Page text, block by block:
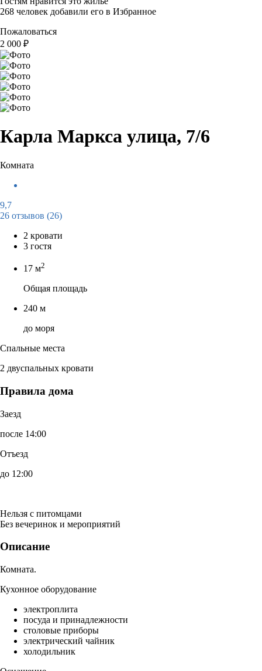
268 человек добавили его в Избранное
Пожаловаться
2 000 ₽
Карла Маркса улица, 7/6
Комната
9,7
26 отзывов (26)
2 кровати
3 гостя
17 м2
Общая площадь
240 м
до моря
Спальные места
2 двуспальных кровати
Правила дома
Заезд
после 14:00
Отъезд
до 12:00
Нельзя с питомцами
Без вечеринок и мероприятий
Описание
Комната.
Кухонное оборудование
электроплита
посуда и принадлежности
столовые приборы
электрический чайник
холодильник